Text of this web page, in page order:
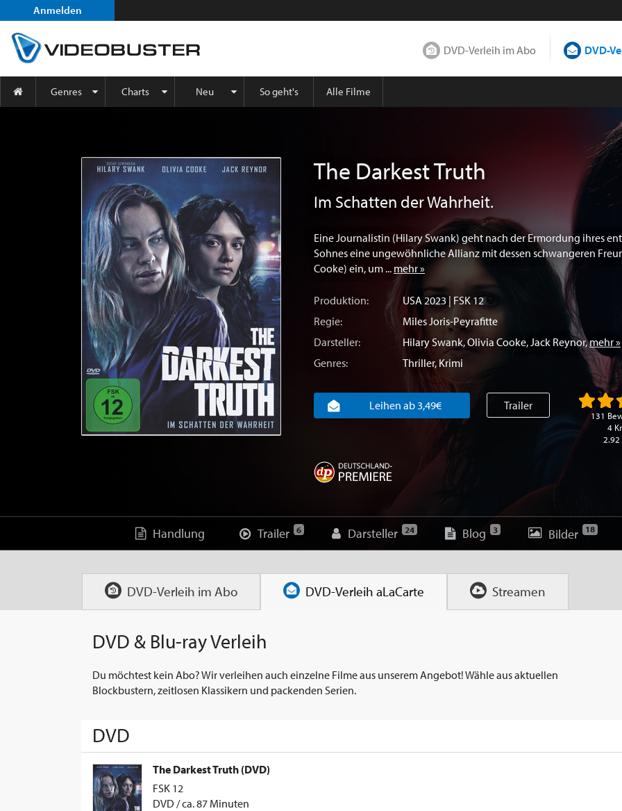
Anmelden
DVD-Verleih im Abo DVD-
Genres Charts Neu So geht's Alle Filme
The Darkest Truth
Im Schatten der Wahrheit.
Eine Journalistin (Hilary Swank) geht nach der Ermordung ihres
Sohnes eine ungewöhnliche Allianz mit dessen schwangeren
Cooke) ein, um ... mehr »
Produktion: USA2023 | FSK 12
Regie:
Miles Joris-Peyrafitte
Darsteller:
Hilary Swank,Olivia Cooke,Jack Reynor,mehr »
Genres:
Thriller, Krimi
Leihen ab 3,49€ Trailer
131
4
2.92
Handlung Trailer 6 Darsteller 24 Blog 3 Bilder 18
DVD-Verleih im Abo DVD-Verleih aLaCarte Streamen
DVD & Blu-ray Verleih
Du möchtest kein Abo? Wir verleihen auch einzelne Filme aus unserem Angebot! Wähle aus aktuellen
Blockbustern, zeitlosen Klassikern und packenden Serien.
DVD
The Darkest Truth (DVD)
FSK 12
DVD / ca. 87 Minuten